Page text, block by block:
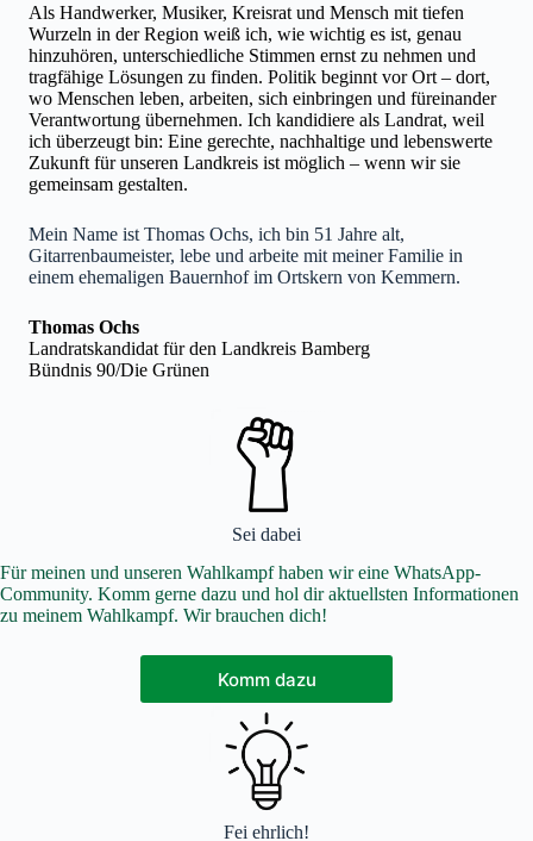
Als Handwerker, Musiker, Kreisrat und Mensch mit tiefen
Wurzeln in der Region weiß ich, wie wichtig es ist, genau
hinzuhören, unterschiedliche Stimmen ernst zu nehmen und
tragfähige Lösungen zu finden. Politik beginnt vor Ort – dort,
wo Menschen leben, arbeiten, sich einbringen und füreinander
Verantwortung übernehmen. Ich kandidiere als Landrat, weil
ich überzeugt bin: Eine gerechte, nachhaltige und lebenswerte
Zukunft für unseren Landkreis ist möglich – wenn wir sie
gemeinsam gestalten.
Mein Name ist Thomas Ochs, ich bin 51 Jahre alt,
Gitarrenbaumeister, lebe und arbeite mit meiner Familie in
einem ehemaligen Bauernhof im Ortskern von Kemmern.
Thomas Ochs
Landratskandidat für den Landkreis Bamberg
Bündnis 90/Die Grünen
Sei dabei
Für meinen und unseren Wahlkampf haben wir eine WhatsApp-
Community. Komm gerne dazu und hol dir aktuellsten Informationen
zu meinem Wahlkampf. Wir brauchen dich!
Komm dazu
Fei ehrlich!